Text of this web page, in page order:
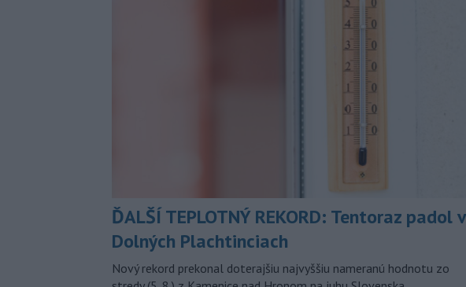
ĎALŠÍ TEPLOTNÝ REKORD: Tentoraz padol v
Dolných Plachtinciach
Nový rekord prekonal doterajšiu najvyššiu nameranú hodnotu zo